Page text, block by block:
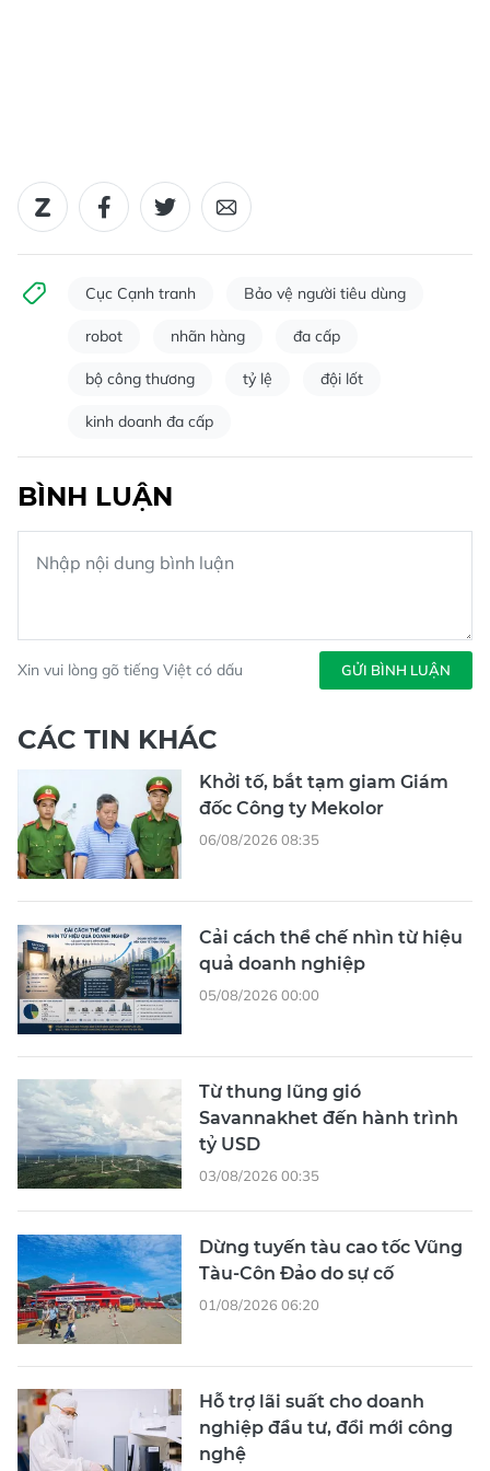
Cục Cạnh tranh Bảo vệ người tiêu dùng
robot nhãn hàng đa cấp
bộ công thương tỷ lệ đội lốt
kinh doanh đa cấp
BÌNH LUẬN
Xin vui lòng gõ tiếng Việt có dấu GỬI BÌNH LUẬN
CÁC TIN KHÁC
Khởi tố, bắt tạm giam Giám
đốc Công ty Mekolor
06/08/2026 08:35
Cải cách thể chế nhìn từ hiệu
quả doanh nghiệp
05/08/2026 00:00
Từ thung lũng gió
Savannakhet đến hành trình
tỷ USD
03/08/2026 00:35
Dừng tuyến tàu cao tốc Vũng
Tàu-Côn Đảo do sự cố
01/08/2026 06:20
Hỗ trợ lãi suất cho doanh
nghiệp đầu tư, đổi mới công
nghệ